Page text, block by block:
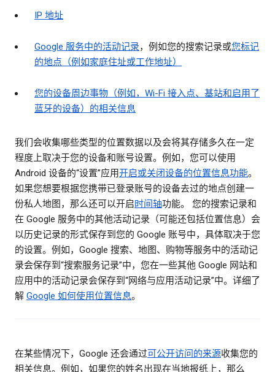
IP 地址
Google 服务中的活动记录，例如您的搜索记录或您标记
的地点（例如家庭住址或工作地址）
您的设备周边事物（例如，Wi-Fi 接入点、基站和启用了
蓝牙的设备）的相关信息
我们会收集哪些类型的位置数据以及会将其存储多久在一定
程度上取决于您的设备和账号设置。例如，您可以使用
Android 设备的“设置”应用开启或关闭设备的位置信息功能。
如果您想要根据您携带已登录账号的设备去过的地点创建一
份私人地图，那么还可以开启时间轴功能。 您的搜索记录和
在 Google 服务中的其他活动记录（可能还包括位置信息）会
以历史记录的形式保存到您的 Google 账号中，具体取决于您
的设置。例如，Google 搜索、地图、购物等服务中的活动记
录会保存到“搜索服务记录”中，您在一些其他 Google 网站和
应用中的活动记录会保存到“网络与应用活动记录”中。详细了
解 Google 如何使用位置信息。
在某些情况下，Google 还会通过可公开访问的来源收集您的
相关信息。例如，如果您的姓名出现在当地报纸上，那么